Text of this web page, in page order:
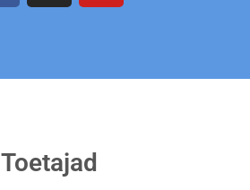
Toetajad